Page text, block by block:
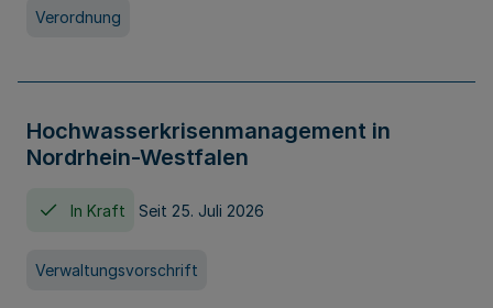
Verordnung
Hochwasserkrisenmanagement in
Nordrhein-Westfalen
In Kraft Seit 25. Juli 2026
Verwaltungsvorschrift